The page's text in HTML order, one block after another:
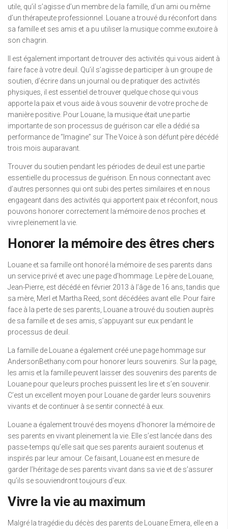
utile, qu’il s’agisse d’un membre de la famille, d’un ami ou même
d’un thérapeute professionnel. Louane a trouvé du réconfort dans
sa famille et ses amis et a pu utiliser la musique comme exutoire à
son chagrin.
Il est également important de trouver des activités qui vous aident à
faire face à votre deuil. Qu’il s’agisse de participer à un groupe de
soutien, d’écrire dans un journal ou de pratiquer des activités
physiques, il est essentiel de trouver quelque chose qui vous
apporte la paix et vous aide à vous souvenir de votre proche de
manière positive. Pour Louane, la musique était une partie
importante de son processus de guérison car elle a dédié sa
performance de “Imagine” sur The Voice à son défunt père décédé
trois mois auparavant.
Trouver du soutien pendant les périodes de deuil est une partie
essentielle du processus de guérison. En nous connectant avec
d’autres personnes qui ont subi des pertes similaires et en nous
engageant dans des activités qui apportent paix et réconfort, nous
pouvons honorer correctement la mémoire de nos proches et
vivre pleinement la vie.
Honorer la mémoire des êtres chers
Louane et sa famille ont honoré la mémoire de ses parents dans
un service privé et avec une page d’hommage. Le père de Louane,
Jean-Pierre, est décédé en février 2013 à l’âge de 16 ans, tandis que
sa mère, Merl et Martha Reed, sont décédées avant elle. Pour faire
face à la perte de ses parents, Louane a trouvé du soutien auprès
de sa famille et de ses amis, s’appuyant sur eux pendant le
processus de deuil.
La famille de Louane a également créé une page hommage sur
AndersonBethany.com pour honorer leurs souvenirs. Sur la page,
les amis et la famille peuvent laisser des souvenirs des parents de
Louane pour que leurs proches puissent les lire et s’en souvenir.
C’est un excellent moyen pour Louane de garder leurs souvenirs
vivants et de continuer à se sentir connecté à eux.
Louane a également trouvé des moyens d’honorer la mémoire de
ses parents en vivant pleinement la vie. Elle s’est lancée dans des
passe-temps qu’elle sait que ses parents auraient soutenus et
inspirés par leur amour. Ce faisant, Louane est en mesure de
garder l’héritage de ses parents vivant dans sa vie et de s’assurer
qu’ils se souviendront toujours d’eux.
Vivre la vie au maximum
Malgré la tragédie du décès des parents de Louane Emera, elle en a